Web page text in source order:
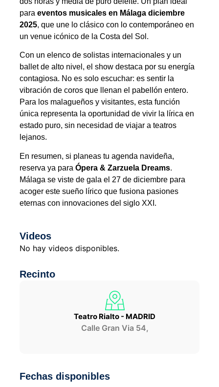
para eventos musicales en Málaga diciembre
2025, que une lo clásico con lo contemporáneo en
un venue icónico de la Costa del Sol.
Con un elenco de solistas internacionales y un
ballet de alto nivel, el show destaca por su energía
contagiosa. No es solo escuchar: es sentir la
vibración de coros que llenan el pabellón entero.
Para los malagueños y visitantes, esta función
única representa la oportunidad de vivir la lírica en
estado puro, sin necesidad de viajar a teatros
lejanos.
En resumen, si planeas tu agenda navideña,
reserva ya para Ópera & Zarzuela Dreams.
Málaga se viste de gala el 27 de diciembre para
acoger este sueño lírico que fusiona pasiones
eternas con innovaciones del siglo XXI.
Videos
No hay videos disponibles.
Recinto
Teatro Rialto - MADRID
Calle Gran Via 54,
Fechas disponibles